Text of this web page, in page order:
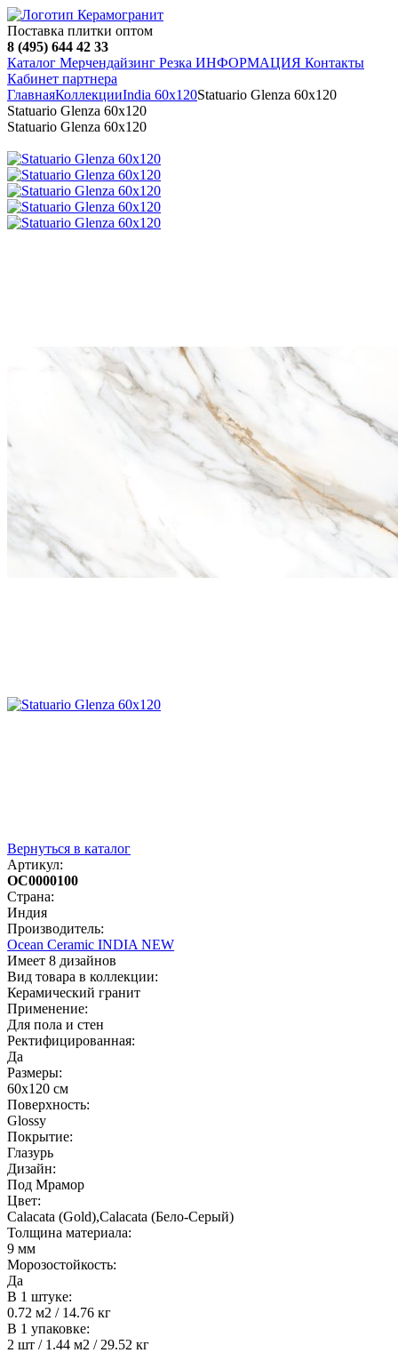
Поставка плитки оптом
8 (495) 644 42 33
Каталог Мерчендайзинг Резка ИНФОРМАЦИЯ Контакты
Кабинет партнера
ГлавнаяКоллекцииIndia 60х120Statuario Glenza 60х120
Statuario Glenza 60х120
Statuario Glenza 60х120
Вернуться в каталог
Артикул:
OC0000100
Страна:
Индия
Производитель:
Ocean Ceramic INDIA NEW
Имеет 8 дизайнов
Вид товара в коллекции:
Керамический гранит
Применение:
Для пола и стен
Ректифицированная:
Да
Размеры:
60х120 см
Поверхность:
Glossy
Покрытие:
Глазурь
Дизайн:
Под Мрамор
Цвет:
Calacata (Gold),Calacata (Бело-Серый)
Толщина материала:
9 мм
Морозостойкость:
Да
В 1 штуке:
0.72 м2 / 14.76 кг
В 1 упаковке:
2 шт / 1.44 м2 / 29.52 кг